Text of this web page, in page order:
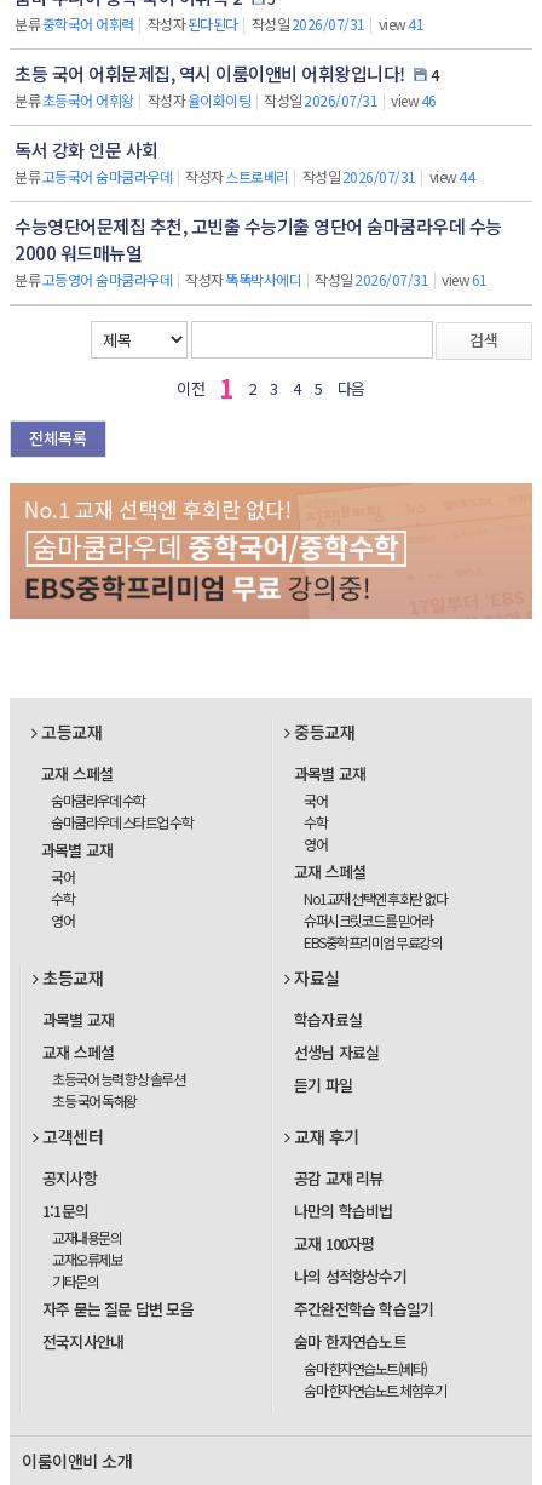
분류중학국어 어휘력 | 작성자된다된다 | 작성일2026/07/31 | view41
초등 국어 어휘문제집, 역시 이룸이앤비 어휘왕입니다!
4
분류초등국어 어휘왕 | 작성자율이화이팅 | 작성일2026/07/31 | view46
독서 강화 인문 사회
분류고등국어 숨마쿰라우데 | 작성자스트로베리 | 작성일2026/07/31 | view44
수능영단어문제집 추천, 고빈출 수능기출 영단어 숨마쿰라우데 수능
2000 워드매뉴얼
분류고등영어 숨마쿰라우데 | 작성자똑똑박사에디 | 작성일2026/07/31 | view61
검색
이전 1 2 3 4 5 다음
전체목록
고등교재
교재 스페셜
숨마쿰라우데 수학
숨마쿰라우데 스타트업 수학
과목별 교재
국어
수학
영어
중등교재
과목별 교재
국어
수학
영어
교재 스페셜
No1교재 선택엔 후회란 없다
슈퍼시크릿코드를 믿어라
EBS중학프리미엄 무료강의
초등교재
과목별 교재
교재 스페셜
초등국어 능력 향상 솔루션
초등 국어 독해왕
자료실
학습자료실
선생님 자료실
듣기 파일
고객센터
공지사항
1:1문의
교재내용문의
교재오류제보
기타문의
자주 묻는 질문 답변 모음
전국지사안내
교재 후기
공감 교재 리뷰
나만의 학습비법
교재 100자평
나의 성적향상수기
주간완전학습 학습일기
숨마 한자연습노트
숨마 한자연습노트(베타)
숨마 한자연습노트 체험후기
이룸이앤비 소개